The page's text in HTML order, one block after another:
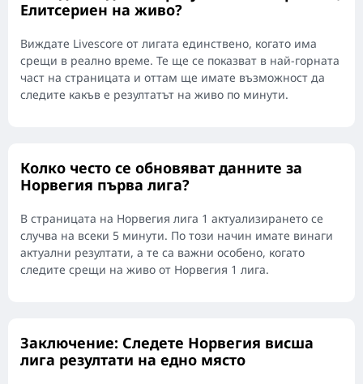
Елитсериен на живо?
Виждате Livescore от лигата единствено, когато има
срещи в реално време. Те ще се показват в най-горната
част на страницата и оттам ще имате възможност да
следите какъв е резултатът на живо по минути.
Колко често се обновяват данните за
Норвегия първа лига?
В страницата на Норвегия лига 1 актуализирането се
случва на всеки 5 минути. По този начин имате винаги
актуални резултати, а те са важни особено, когато
следите срещи на живо от Норвегия 1 лига.
Заключение: Следете Норвегия висша
лига резултати на едно място